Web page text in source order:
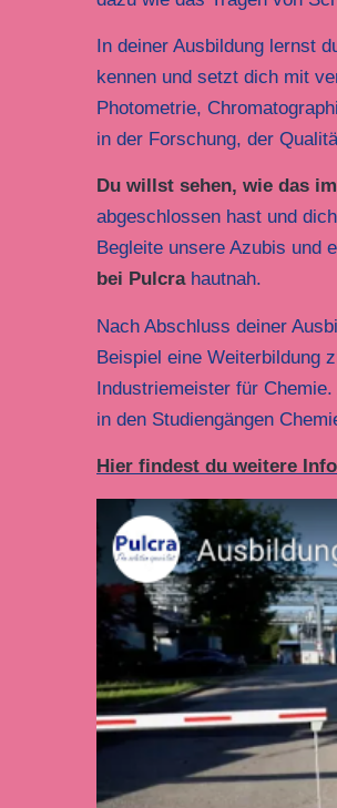
In deiner Ausbildung lernst
kennen und setzt dich mit
Photometrie,
in der Forschung, der
Du willst sehen, wie das
abgeschlossen hast und
Begleite unsere Azubis und
bei Pulcrahautnah.
Nach Abschluss deiner
Beispiel eine Weiterbildung
Industriemeister für
in den Studiengängen
Hier findest du weitere